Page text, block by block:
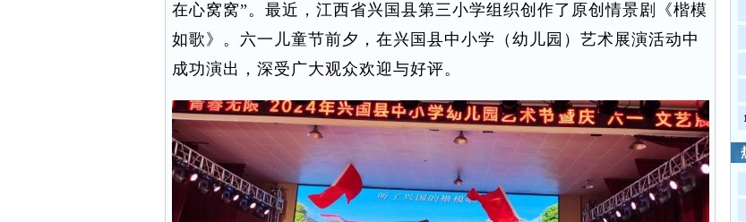
在心窝窝”。最近，江西省兴国县第三小学组织创作了原创情景剧《楷模
如歌》。六一儿童节前夕，在兴国县中小学（幼儿园）艺术展演活动中
成功演出，深受广大观众欢迎与好评。